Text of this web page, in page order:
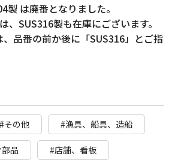
は廃番となりました。
SUS316製も在庫にございます。
品番の前か後に「SUS316」とご指
#その他 #漁具、船具、造船
品 #店舗、看板